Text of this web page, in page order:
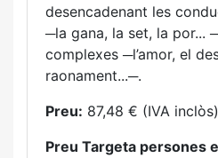
desencadenant les
─la gana, la set, la por...
complexes ─l’amor, el
raonament...─.
Preu: 87,48 € (IVA inclòs)
Preu Targeta persones